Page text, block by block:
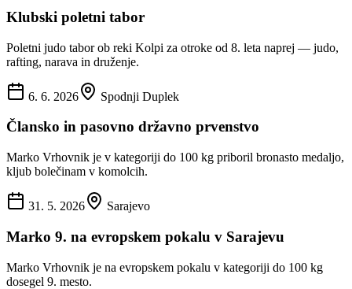
Klubski poletni tabor
Poletni judo tabor ob reki Kolpi za otroke od 8. leta naprej — judo,
rafting, narava in druženje.
6. 6. 2026 Spodnji Duplek
Člansko in pasovno državno prvenstvo
Marko Vrhovnik je v kategoriji do 100 kg priboril bronasto medaljo,
kljub bolečinam v komolcih.
31. 5. 2026 Sarajevo
Marko 9. na evropskem pokalu v Sarajevu
Marko Vrhovnik je na evropskem pokalu v kategoriji do 100 kg
dosegel 9. mesto.